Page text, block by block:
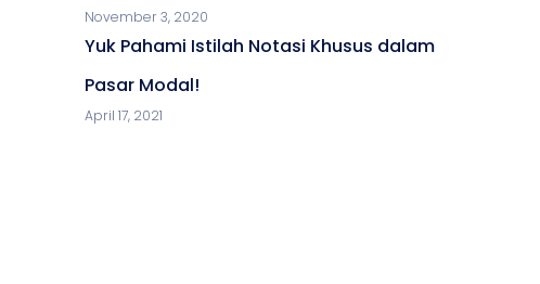
November 3, 2020
Yuk Pahami Istilah Notasi Khusus dalam
Pasar Modal!
April 17, 2021